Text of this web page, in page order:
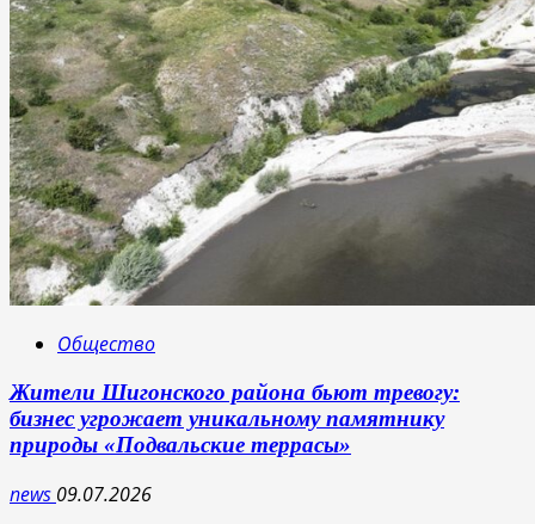
Общество
Жители Шигонского района бьют тревогу:
бизнес угрожает уникальному памятнику
природы «Подвальские террасы»
news 09.07.2026